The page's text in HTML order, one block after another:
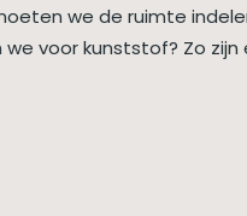
we de ruimte
voor kunststof? Zo